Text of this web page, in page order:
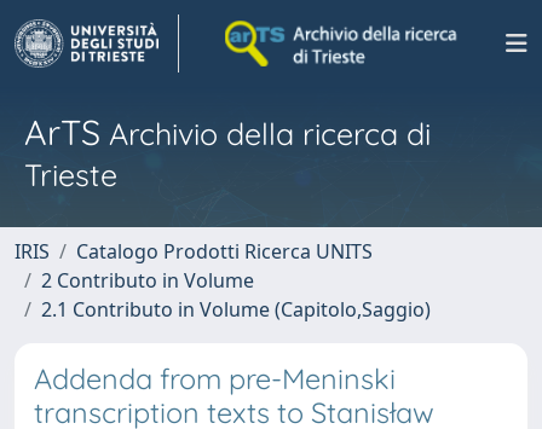
ArTS Archivio della ricerca di
Trieste
IRIS
Catalogo Prodotti Ricerca UNITS
2 Contributo in Volume
2.1 Contributo in Volume (Capitolo,Saggio)
Addenda from pre-Meninski
transcription texts to Stanisław